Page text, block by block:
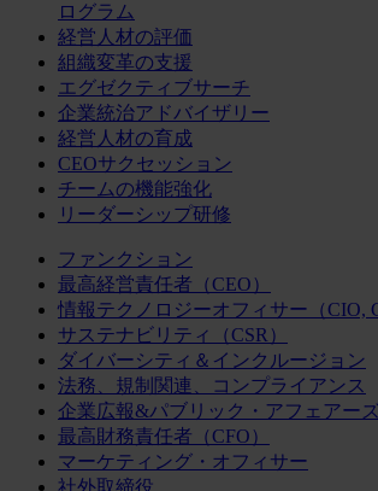
ログラム
経営人材の評価
組織変革の支援
エグゼクティブサーチ
企業統治アドバイザリー
経営人材の育成
CEOサクセッション
チームの機能強化
リーダーシップ研修
ファンクション
最高経営責任者（CEO）
情報テクノロジーオフィサー（CIO,
サステナビリティ（CSR）
ダイバーシティ＆インクルージョン
法務、規制関連、コンプライアンス
企業広報&パブリック・アフェアー
最高財務責任者（CFO）
マーケティング・オフィサー
社外取締役